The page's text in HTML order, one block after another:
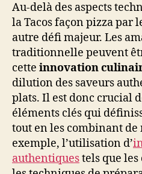
Au-delà des aspects
la Tacos façon pizza par
autre défi majeur. Les
traditionnelle peuvent
cette innovation
dilution des saveurs
plats. Il est donc crucial
éléments clés qui
tout en les combinant
exemple, l’utilisation d’
authentiquestels que